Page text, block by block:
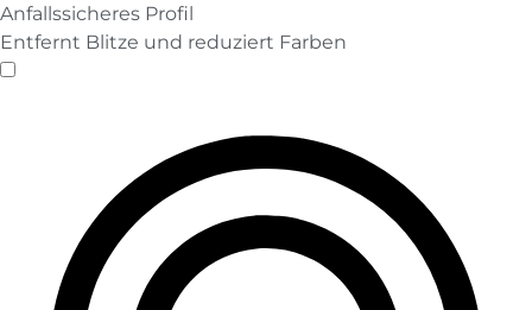
Anfallssicheres Profil
Entfernt Blitze und reduziert Farben
Anfallssicheres Profil